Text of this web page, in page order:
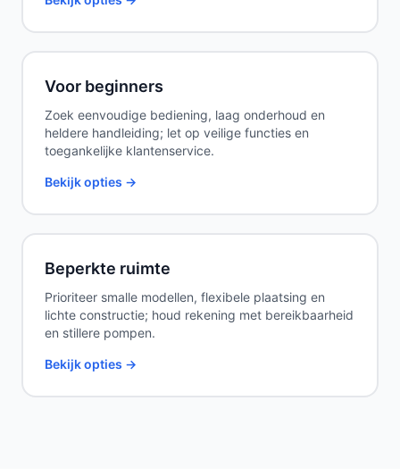
Voor beginners
Zoek eenvoudige bediening, laag onderhoud en
heldere handleiding; let op veilige functies en
toegankelijke klantenservice.
Bekijk opties →
Beperkte ruimte
Prioriteer smalle modellen, flexibele plaatsing en
lichte constructie; houd rekening met bereikbaarheid
en stillere pompen.
Bekijk opties →